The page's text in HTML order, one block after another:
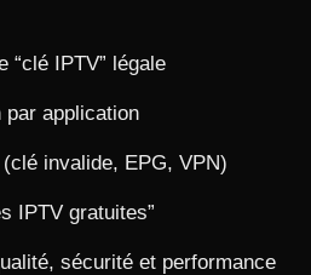
“clé IPTV” légale
par application
invalide, EPG, VPN)
IPTV gratuites”
sécurité et performance